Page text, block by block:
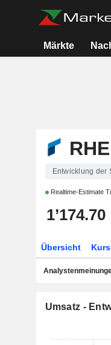
Märkte
Entwicklung der
Realtime-Estimate
1’174.70
Übersicht
Umsatz -